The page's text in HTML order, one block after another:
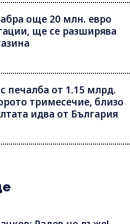
още 20 млн. евро
ще се разширява
с печалба от 1.15 млрд.
тримесечие, близо
идва от България